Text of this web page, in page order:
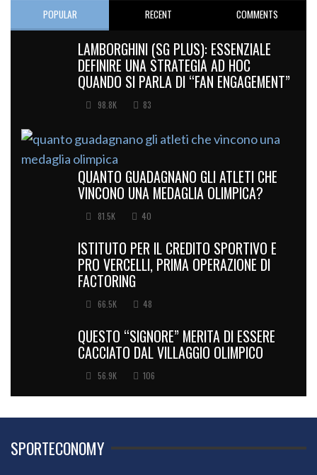
POPULAR RECENT COMMENTS
LAMBORGHINI (SG PLUS): ESSENZIALE
DEFINIRE UNA STRATEGIA AD HOC
QUANDO SI PARLA DI “FAN ENGAGEMENT”
98.8K 83
QUANTO GUADAGNANO GLI ATLETI CHE
VINCONO UNA MEDAGLIA OLIMPICA?
81.5K 40
ISTITUTO PER IL CREDITO SPORTIVO E
PRO VERCELLI, PRIMA OPERAZIONE DI
FACTORING
66.5K 48
QUESTO “SIGNORE” MERITA DI ESSERE
CACCIATO DAL VILLAGGIO OLIMPICO
56.9K 106
SPORTECONOMY